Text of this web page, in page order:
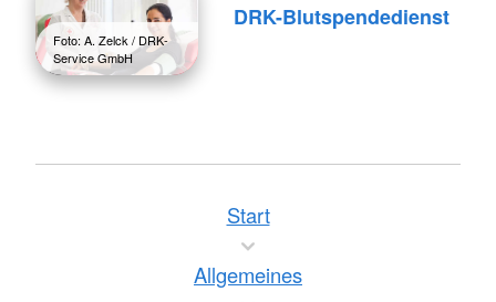
Foto: A. Zelck / DRK-
Service GmbH
DRK-Blutspendedienst
Start
Allgemeines